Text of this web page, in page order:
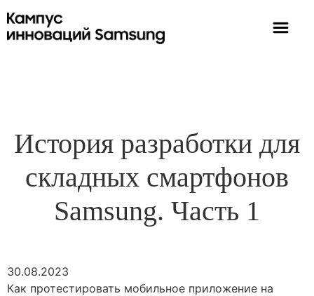
История разработки для
складных смартфонов
Samsung. Часть 1
30.08.2023
Как протестировать мобильное приложение на